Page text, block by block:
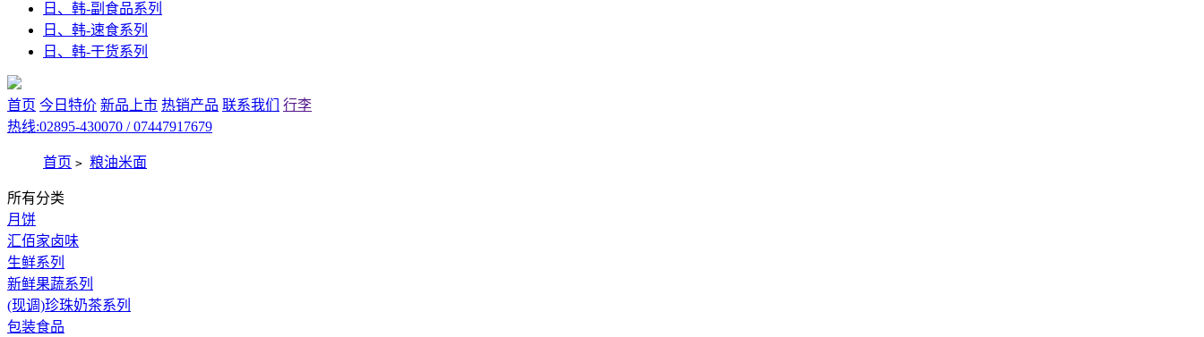
日、韩-副食品系列
日、韩-速食系列
日、韩-干货系列
首页 今日特价 新品上市 热销产品 联系我们
行李
热线:02895-430070 / 07447917679
首页 > 粮油米面
所有分类
月饼
汇佰家卤味
生鲜系列
新鲜果蔬系列
(现调)珍珠奶茶系列
包装食品